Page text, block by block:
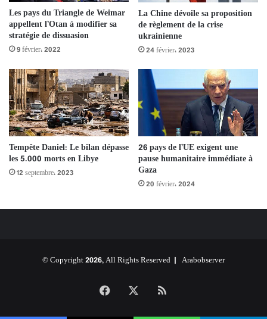
Les pays du Triangle de Weimar
appellent l’Otan à modifier sa
stratégie de dissuasion
9 février، 2022
La Chine dévoile sa proposition
de règlement de la crise
ukrainienne
24 février، 2023
Tempête Daniel: Le bilan dépasse
les 5.000 morts en Libye
12 septembre، 2023
26 pays de l’UE exigent une
pause humanitaire immédiate à
Gaza
20 février، 2024
© Copyright 2026, All Rights Reserved | Arabobserver
Facebook